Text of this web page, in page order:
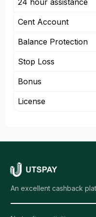
24 hour assistance
Cent Account
Balance Protection
Stop Loss
Bonus
License
An excellent cashback